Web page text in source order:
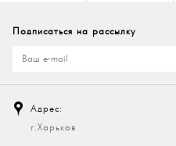
Подписаться на рассылку
Адрес:
г.Харьков